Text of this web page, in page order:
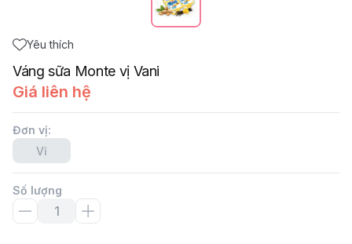
Yêu thích
Váng sữa Monte vị Vani
Giá liên hệ
Đơn vị:
Vỉ
Số lượng